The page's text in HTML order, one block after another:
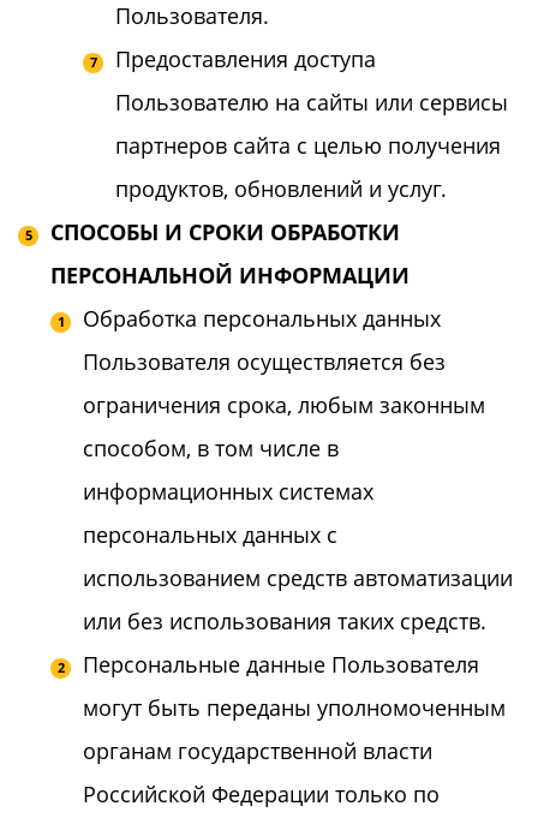
Пользователя.
Предоставления доступа
Пользователю на сайты или сервисы
партнеров сайта с целью получения
продуктов, обновлений и услуг.
СПОСОБЫ И СРОКИ ОБРАБОТКИ
ПЕРСОНАЛЬНОЙ ИНФОРМАЦИИ
Обработка персональных данных
Пользователя осуществляется без
ограничения срока, любым законным
способом, в том числе в
информационных системах
персональных данных с
использованием средств автоматизации
или без использования таких средств.
Персональные данные Пользователя
могут быть переданы уполномоченным
органам государственной власти
Российской Федерации только по